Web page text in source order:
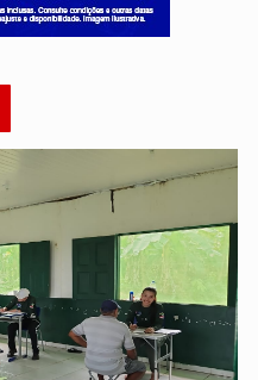
Museólogo Antônio Ocampo conduz a história de